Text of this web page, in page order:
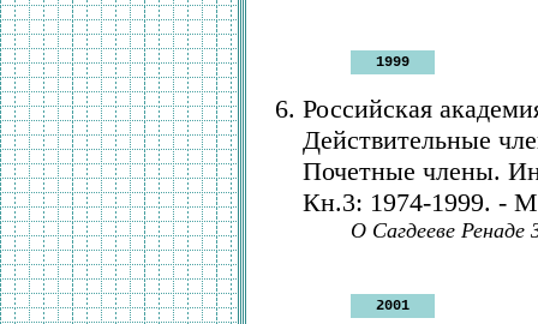
1999
Российская
Действительные
Почетные члены.
Кн.3: 1974-1999. -
О Сагдееве Ренаде
2001